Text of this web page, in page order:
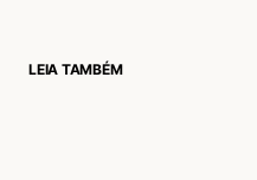
LEIA TAMBÉM